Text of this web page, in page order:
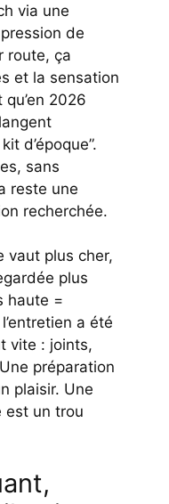
via une
de
route, ça
et la sensation
2026
d’époque”.
sans
reste une
recherchée.
vaut plus cher,
plus
haute =
a été
vite : joints,
préparation
plaisir. Une
est un trou